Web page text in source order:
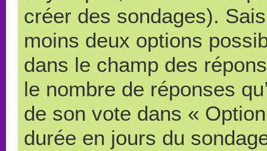
créer des sondages).
moins deux options
dans le champ des
le nombre de réponses
de son vote dans «
durée en jours du